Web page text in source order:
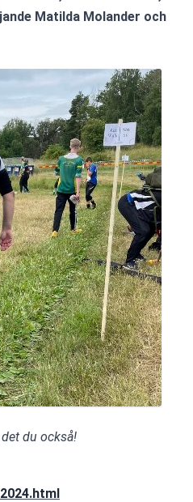
Matilda Molander och
du också!